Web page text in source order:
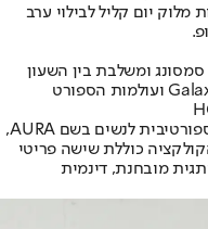
מלוק יום קליל לבילוי ערב
ומשלבת בין השעון
החכם בעל הבינה המלאכותית Galaxy Watch8 ועולמות הספורט
שיתוף פעולה זה מציג קולקציית קפסולה ספורטיבית לנשים בשם AURA,
כוללת שישה פריטי
מובחנת, דינמית